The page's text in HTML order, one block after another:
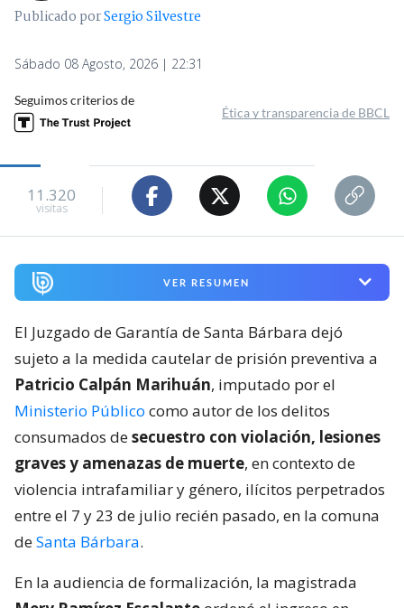
Publicado porSergio Silvestre
Sábado 08 Agosto, 2026 | 22:31
Seguimos criterios de
Ética y transparencia de BBCL
11.320
visitas
VER RESUMEN
El Juzgado de Garantía de Santa Bárbara dejó
sujeto a la medida cautelar de prisión preventiva a
Patricio Calpán Marihuán, imputado por el
Ministerio Público como autor de los delitos
consumados desecuestro con violación, lesiones
graves y amenazas de muerte, en contexto de
violencia intrafamiliar y género, ilícitos perpetrados
entre el 7 y 23 de julio recién pasado, en la comuna
deSanta Bárbara.
En la audiencia de formalización, la magistrada